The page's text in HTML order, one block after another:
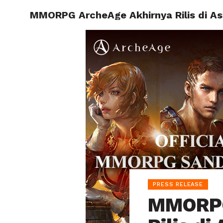
HOME
MMORPG ArcheAge Akhirnya Rilis di
PRESS RELEASE